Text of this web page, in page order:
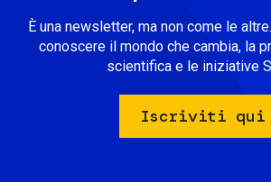
È una newsletter, ma non come le
conoscere il mondo che cambia, la
scientifica e le iniziative
Iscriviti qui